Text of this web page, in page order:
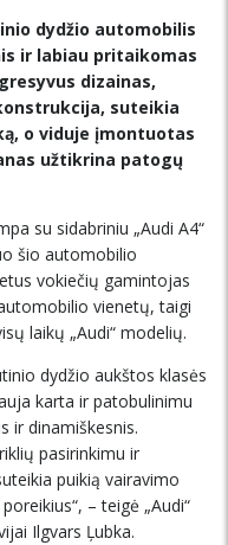
dydžio automobilis
ir labiau pritaikomas
dizainas,
suteikia
o viduje įmontuotas
užtikrina patogų
su sidabriniu „Audi A4“
šio automobilio
vokiečių gamintojas
vienetų, taigi
laikų „Audi“ modelių.
dydžio aukštos klasės
karta ir patobulinimu
ir dinamiškesnis.
pasirinkimu ir
puikią vairavimo
– teigė „Audi“
Ilgvars Ļubka.